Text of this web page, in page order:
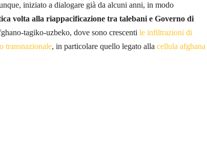
iniziato a dialogare già da alcuni anni, in modo
volta alla riappacificazione tra talebani e Governo di
tagiko-uzbeko, dove sono crescenti le infiltrazioni di
transnazionale, in particolare quello legato alla cellula afghana